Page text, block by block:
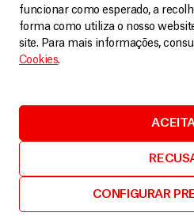
funcionar como esperado, a
forma como utiliza o nosso
site. Para mais informações,
Cookies.
CONFIGURAR
Relacionados